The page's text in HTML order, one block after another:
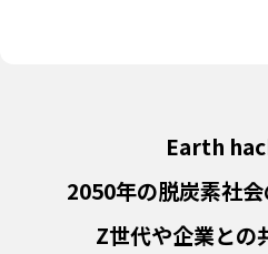
Earth
2050年の脱炭素社会
Z世代や企業との